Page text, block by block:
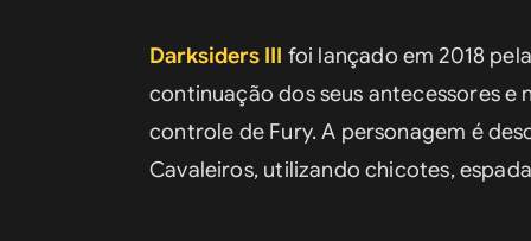
Darksiders III foi lançado em 2018
continuação dos seus antecessores e
controle de Fury. A personagem é
Cavaleiros, utilizando chicotes,